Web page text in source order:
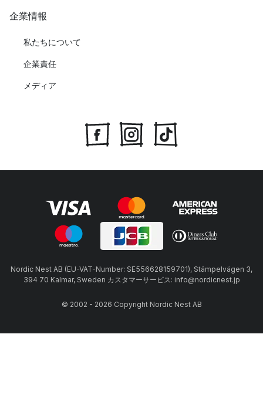
企業情報
私たちについて
企業責任
メディア
Nordic Nest AB (EU-VAT-Number: SE556628159701), Stämpelvägen 3,
394 70 Kalmar, Sweden カスタマーサービス: info@nordicnest.jp
© 2002 - 2026 Copyright Nordic Nest AB